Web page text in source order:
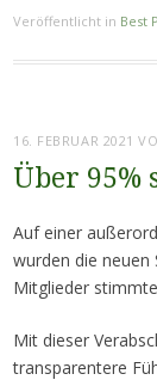
Veröffentlicht in Best
16. FEBRUAR 2021
Über 95%
Auf einer
wurden die neuen
Mitglieder
Mit dieser
transparentere